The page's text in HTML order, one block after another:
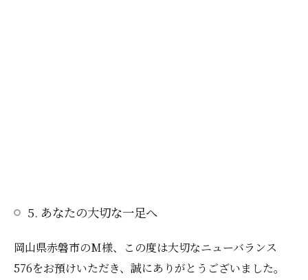
5. あなたの大切な一足へ
岡山県赤磐市のM様、この度は大切なニューバランス
576をお預けいただき、誠にありがとうございました。